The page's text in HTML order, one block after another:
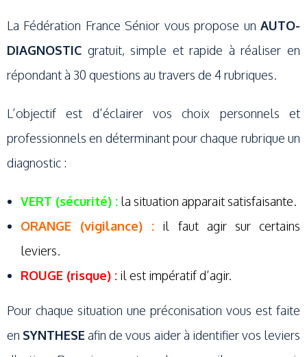
La Fédération France Sénior vous propose un AUTO-
DIAGNOSTIC gratuit, simple et rapide à réaliser en
répondant à 30 questions au travers de 4 rubriques.
L’objectif est d’éclairer vos choix personnels et
professionnels en déterminant pour chaque rubrique un
diagnostic :
VERT (sécurité) : la situation apparait satisfaisante.
ORANGE (vigilance) : il faut agir sur certains
leviers.
ROUGE (risque) : il est impératif d’agir.
Pour chaque situation une préconisation vous est faite
en SYNTHESE afin de vous aider à identifier vos leviers